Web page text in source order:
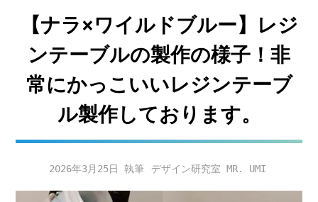
【ナラ×ワイルドブルー】レジ
ンテーブルの製作の様子！非
常にかっこいいレジンテーブ
ル製作しております。
2026年3月25日 デザイン研究室 MR. UMI